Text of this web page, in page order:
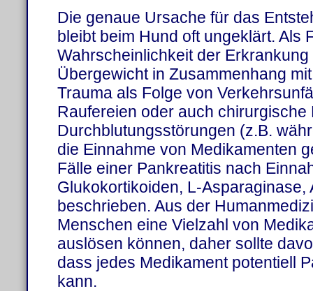
Die genaue Ursache für das
bleibt beim Hund oft ungeklärt. Als
Wahrscheinlichkeit der
Übergewicht in Zusammenhang
Trauma als Folge von
Raufereien oder auch chirurgische
Durchblutungsstörungen (z.B.
die Einnahme von Medikamenten
Fälle einer Pankreatitis nach
Glukokortikoiden, L-Asparaginase,
beschrieben. Aus der
Menschen eine Vielzahl von
auslösen können, daher sollte
dass jedes Medikament potentiell
kann.